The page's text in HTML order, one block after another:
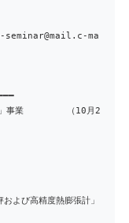
ma
研修」事業 （10月2
析基礎講座
よび高精度熱膨張計」